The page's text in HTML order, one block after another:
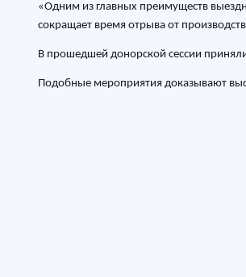
«Одним из главных преимуществ
сокращает время отрыва от
В прошедшей донорской сессии
Подобные мероприятия доказывают